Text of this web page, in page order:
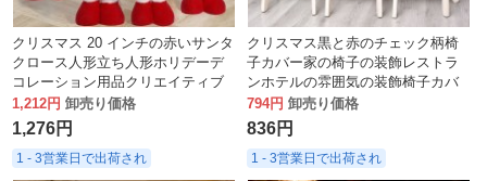
クリスマス 20 インチの赤いサンタ
クロース人形立ち人形ホリデーデ
コレーション用品クリエイティブ
オーナメント
1,212円 卸売り価格
1,276円
1 - 3営業日で出荷され
クリスマス黒と赤のチェック柄椅
子カバー家の椅子の装飾レストラ
ンホテルの雰囲気の装飾椅子カバ
ー
794円 卸売り価格
836円
1 - 3営業日で出荷され